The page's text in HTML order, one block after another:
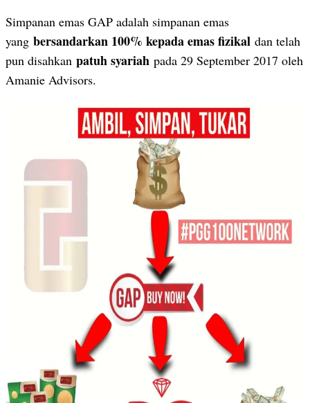
Simpanan emas GAP adalah simpanan emas
yang bersandarkan 100% kepada emas fizikal dan telah
pun disahkan patuh syariah pada 29 September 2017 oleh
Amanie Advisors.